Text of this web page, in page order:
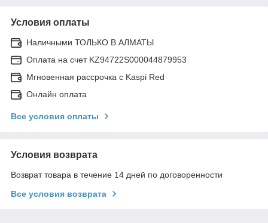
Условия оплаты
Наличными ТОЛЬКО В АЛМАТЫ
Оплата на счет KZ94722S000044879953
Мгновенная рассрочка с Kaspi Red
Онлайн оплата
Все условия оплаты
Условия возврата
Возврат товара в течение 14 дней по договоренности
Все условия возврата